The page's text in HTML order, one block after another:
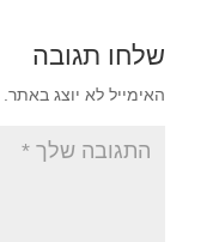
שלחו תגובה
האימייל לא יוצג באתר.